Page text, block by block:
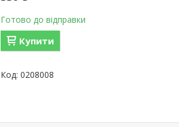
Готово до відправки
Купити
0208008